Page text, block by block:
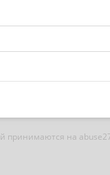
принимаются на